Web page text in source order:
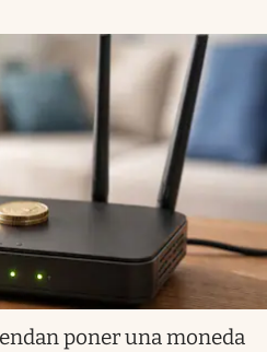
poner una moneda